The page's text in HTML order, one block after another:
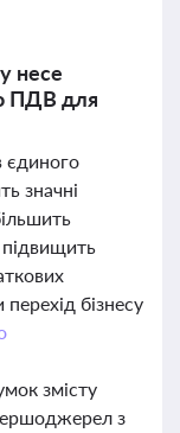
несе
ПДВ для
єдиного
значні
підвищить
бізнесу
змісту
з